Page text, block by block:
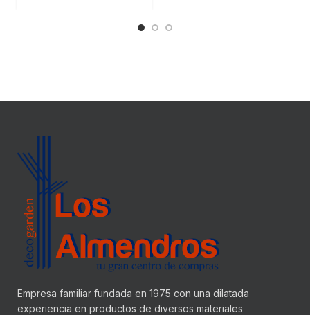
Empresa familiar fundada en 1975 con una dilatada
experiencia en productos de diversos materiales